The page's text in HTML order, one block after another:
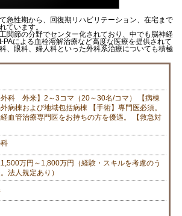
急性期から、回復期リハビリテーション、在宅まで
ています。
関節の分野でセンター化されており、中でも脳神経
PAによる血栓溶解治療など高度な医療を提供されて
、眼科、婦人科といった外科系治療についても積極
外科 外来】2～3コマ（20～30名/コマ） 【病棟
病棟および地域包括病棟 【手術】専門医必須。
血管治療専門医をお持ちの方を優遇。 【救急対
万円～1,800万円（経験・スキルを考慮のう
法人規定あり）